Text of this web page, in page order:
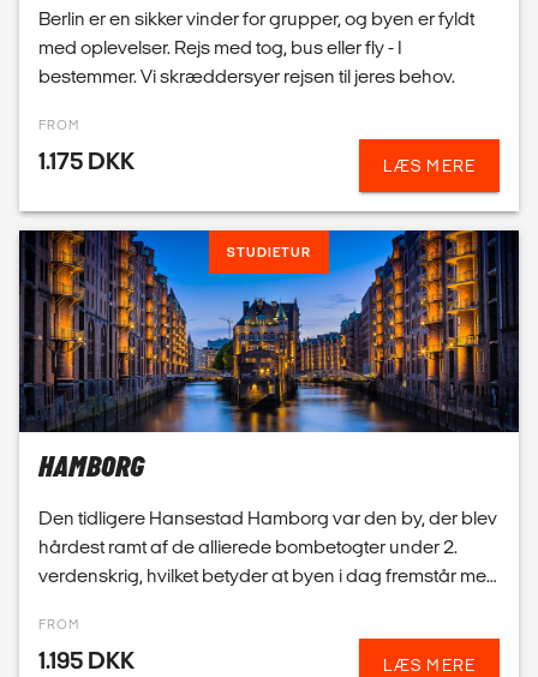
STUDIETUR
HAMBORG
Den tidligere Hansestad Hamborg var den by, der blev
hårdest ramt af de allierede bombetogter under 2.
verdenskrig, hvilket betyder at byen i dag fremstår med
overvejende nyere bygninger og arkitektur. Spør...
FROM
1.195 DKK